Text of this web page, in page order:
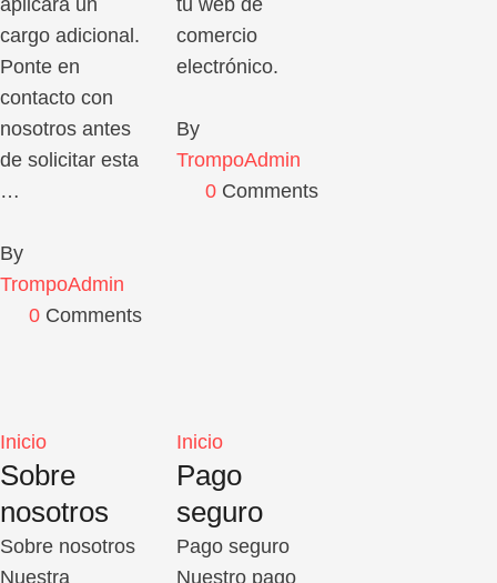
aplicará un
cargo adicional.
Ponte en
contacto con
nosotros antes
de solicitar esta
…
By
TrompoAdmin
0 Comments
tu web de
comercio
electrónico.
By
TrompoAdmin
0 Comments
Inicio
Sobre
nosotros
Sobre nosotros
Nuestra
Inicio
Pago
seguro
Pago seguro
Nuestro pago